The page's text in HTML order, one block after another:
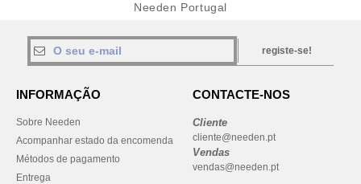
Needen Portugal
registe-se!
INFORMAÇÃO
Sobre Needen
Acompanhar estado da encomenda
Métodos de pagamento
Entrega
CONTACTE-NOS
Cliente
cliente@needen.pt
Vendas
vendas@needen.pt